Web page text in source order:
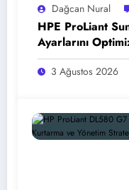
Dağcan Nural
HPE ProLiant
Ayarlarını
3 Ağustos 2026